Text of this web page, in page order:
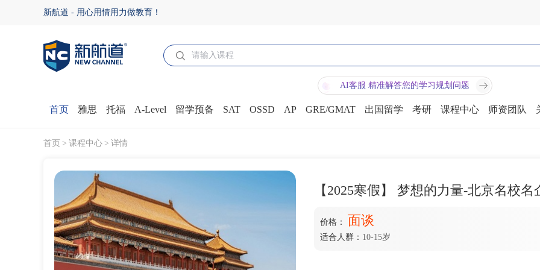
新航道 - 用心用情用力做教育！
AI客服 精准解答您的学习规划问题
首页 雅思 托福 A-Level 留学预备 SAT OSSD AP GRE/GMAT 出国留学 考研 课程中心 师资团队
首页 课程中心 详情
【2025寒假】 梦想的力量-北京名校
价格： 面谈
适合人群： 10-15岁